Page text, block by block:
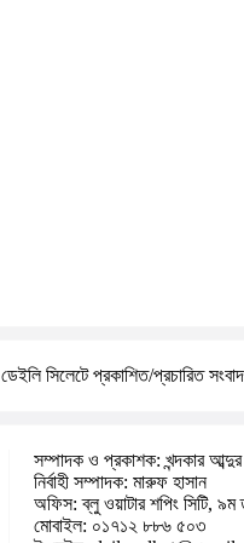
ডেইলি সিলেটে প্রকাশিত/প্রচারিত
সম্পাদক ও প্রকাশক: খন্দকার আব্দুর
নির্বাহী সম্পাদক: মারুফ হাসান
অফিস: ব্লু ওয়াটার শপিং সিটি, ৯ম
মোবাইল: ০১৭১২ ৮৮৬ ৫০৩